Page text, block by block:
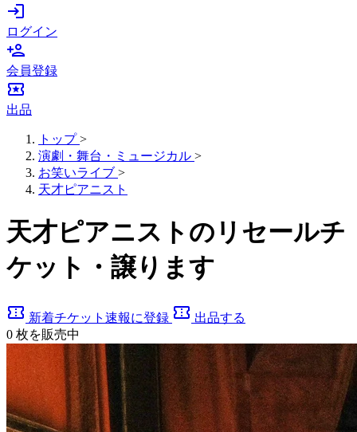
login
ログイン
person_add
会員登録
local_activity
出品
トップ >
演劇・舞台・ミュージカル >
お笑いライブ >
天才ピアニスト
天才ピアニストのリセールチ
ケット・譲ります
confirmation_number 新着チケット速報に登録 confirmation_number 出品する
0 枚を販売中